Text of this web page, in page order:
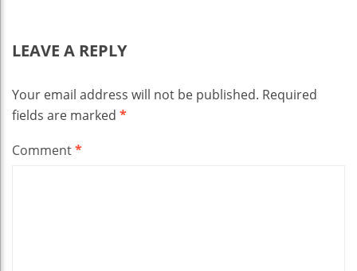
LEAVE A REPLY
Your email address will not be published. Required
fields are marked *
Comment*